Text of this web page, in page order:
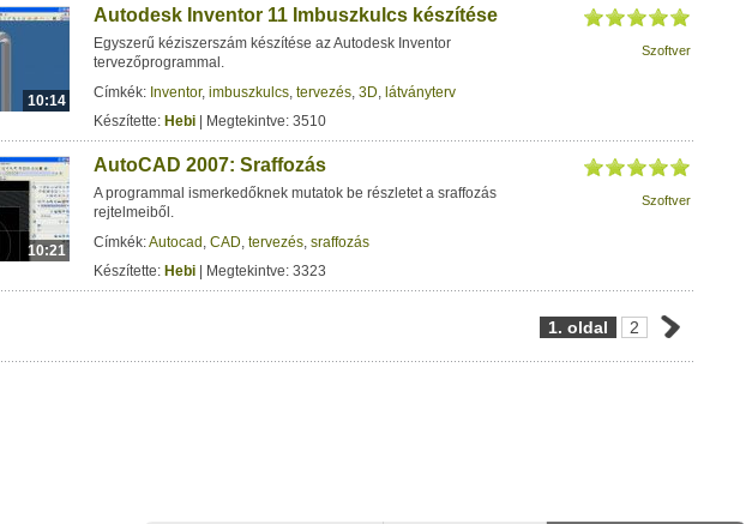
10:14
Autodesk Inventor 11 Imbuszkulcs készítése
Egyszerű kéziszerszám készítése az Autodesk Inventor
tervezőprogrammal.
Címkék: Inventor, imbuszkulcs, tervezés, 3D, látványterv
Készítette: Hebi | Megtekintve: 3510
Szoftver
10:21
AutoCAD 2007: Sraffozás
A programmal ismerkedőknek mutatok be részletet a sraffozás
rejtelmeiből.
Címkék:Autocad , CAD, tervezés, sraffozás
Készítette: Hebi | Megtekintve: 3323
Szoftver
1. oldal 2